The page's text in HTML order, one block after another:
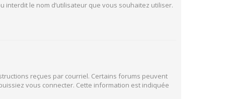
interdit le nom d’utilisateur que vous souhaitez utiliser.
reçues par courriel. Certains forums peuvent
vous connecter. Cette information est indiquée